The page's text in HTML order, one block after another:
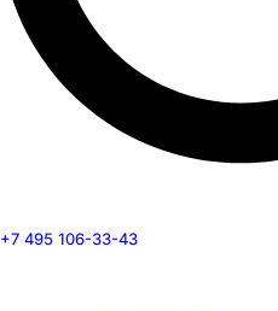
+7 495 106-33-43